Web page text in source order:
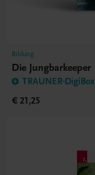
Bildung
Die Jungbarkeeper
TRAUNER-DigiBox
€ 21,25